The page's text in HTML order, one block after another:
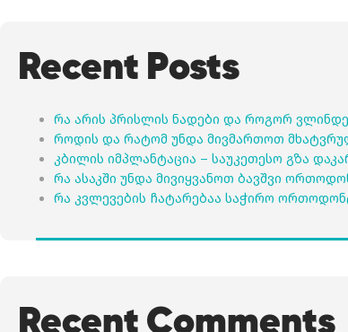
Recent Posts
რა არის პრისლის ნადები და როგორ
როდის და რატომ უნდა მივმართოთ
კბილის იმპლანტაცია – საუკეთესო გზა
რა ასაკში უნდა მივიყვანოთ ბავშვი
რა კვლევების ჩატარებაა საჭირო
Recent Comments